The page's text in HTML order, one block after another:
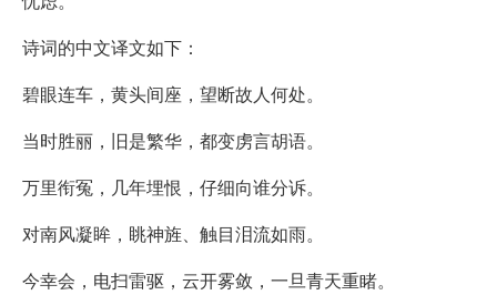
诗词的中文译文如下：
碧眼连车，黄头间座，望断故人何处。
当时胜丽，旧是繁华，都变虏言胡语。
万里衔冤，几年埋恨，仔细向谁分诉。
对南风凝眸，眺神旌、触目泪流如雨。
今幸会，电扫雷驱，云开雾敛，一旦青天重睹。